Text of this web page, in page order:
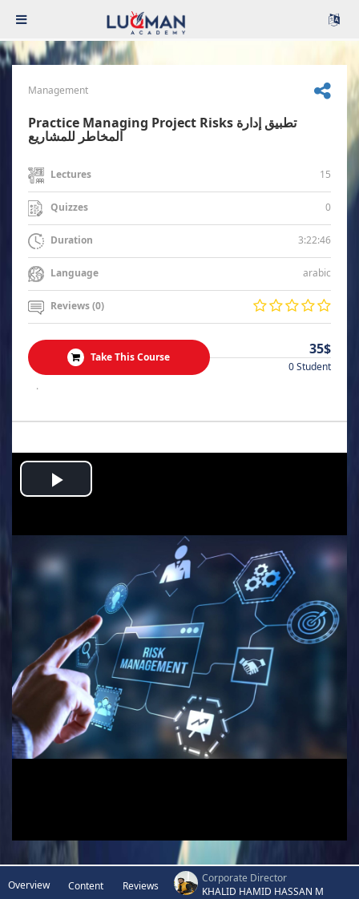
Management
Practice Managing Project Risks تطبيق إدارة
المخاطر للمشاريع
Lectures 15
Quizzes 0
Duration 3:22:46
Language arabic
Reviews (0)
Take This Course 35$
0 Student
.
Play
Video
Overview Content Reviews
Corporate Director
KHALID HAMID HASSAN M